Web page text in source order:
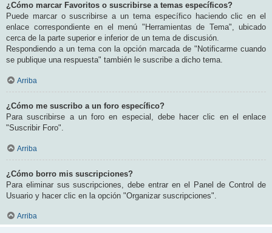
¿Cómo marcar Favoritos o suscribirse a temas específicos?
Puede marcar o suscribirse a un tema específico haciendo clic en el
enlace correspondiente en el menú "Herramientas de Tema", ubicado
cerca de la parte superior e inferior de un tema de discusión.
Respondiendo a un tema con la opción marcada de "Notificarme cuando
se publique una respuesta" también le suscribe a dicho tema.
Arriba
¿Cómo me suscribo a un foro específico?
Para suscribirse a un foro en especial, debe hacer clic en el enlace
"Suscribir Foro".
Arriba
¿Cómo borro mis suscripciones?
Para eliminar sus suscripciones, debe entrar en el Panel de Control de
Usuario y hacer clic en la opción "Organizar suscripciones".
Arriba